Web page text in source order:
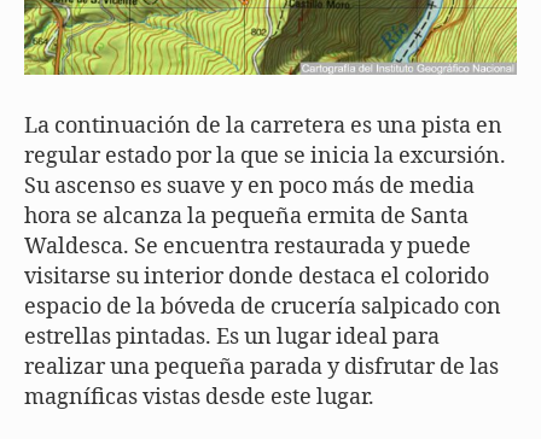
La continuación de la carretera es una pista en
regular estado por la que se inicia la excursión.
Su ascenso es suave y en poco más de media
hora se alcanza la pequeña ermita de Santa
Waldesca. Se encuentra restaurada y puede
visitarse su interior donde destaca el colorido
espacio de la bóveda de crucería salpicado con
estrellas pintadas. Es un lugar ideal para
realizar una pequeña parada y disfrutar de las
magníficas vistas desde este lugar.